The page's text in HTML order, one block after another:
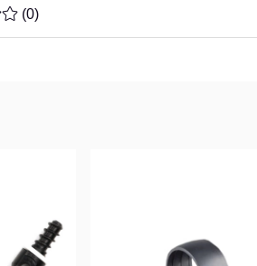
0 AV 5 ANTAL BETYG 0
(0)